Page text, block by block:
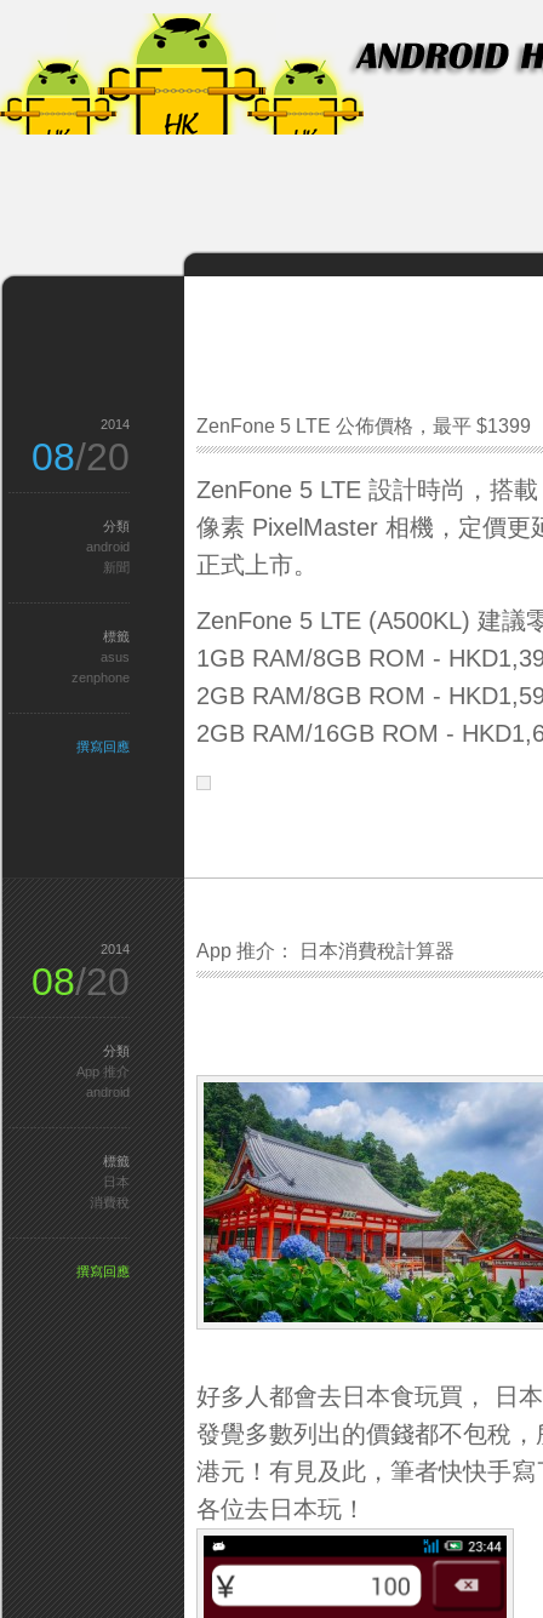
ZenFone 5 LTE 公佈價格，最平 $1399
ZenFone 5 LTE 設計時尚，搭
像素 PixelMaster 相機，定價
正式上市。
ZenFone 5 LTE (A500KL) 建議
1GB RAM/8GB ROM -
2GB RAM/8GB ROM -
2GB RAM/16GB ROM -
2014
08/20
分類
android
新聞
標籤
asus
zenphone
撰寫回應
App 推介： 日本消費稅計算器
好多人都會去日本食玩買， 日
發覺多數列出的價錢都不包稅
港元！有見及此，筆者快快手
各位去日本玩！
2014
08/20
分類
App 推介
android
標籤
日本
消費稅
撰寫回應